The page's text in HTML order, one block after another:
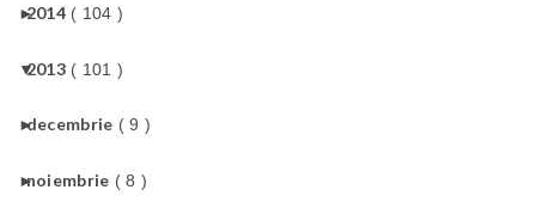
►
2014 ( 104 )
▼
2013 ( 101 )
►
decembrie ( 9 )
►
noiembrie ( 8 )